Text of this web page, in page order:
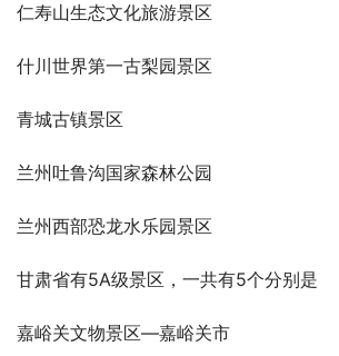
仁寿山生态文化旅游景区
什川世界第一古梨园景区
青城古镇景区
兰州吐鲁沟国家森林公园
兰州西部恐龙水乐园景区
甘肃省有5A级景区，一共有5个分别是
嘉峪关文物景区—嘉峪关市